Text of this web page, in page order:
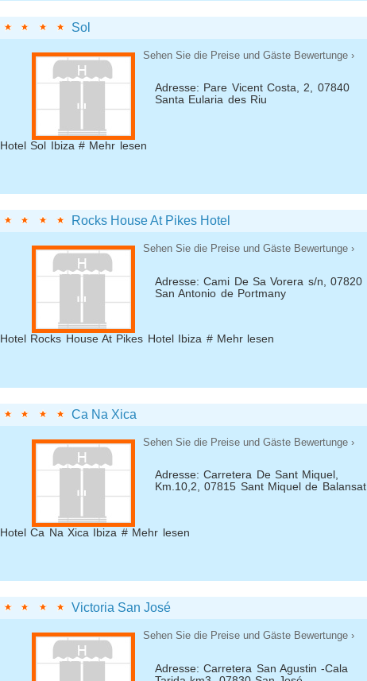
Sol
Sehen Sie die Preise und Gäste Bewertunge ›
Adresse: Pare Vicent Costa, 2, 07840
Santa Eularia des Riu
Hotel Sol Ibiza # Mehr lesen
Rocks House At Pikes Hotel
Sehen Sie die Preise und Gäste Bewertunge ›
Adresse: Cami De Sa Vorera s/n, 07820
San Antonio de Portmany
Hotel Rocks House At Pikes Hotel Ibiza # Mehr lesen
Ca Na Xica
Sehen Sie die Preise und Gäste Bewertunge ›
Adresse: Carretera De Sant Miquel,
Km.10,2, 07815 Sant Miquel de Balansat
Hotel Ca Na Xica Ibiza # Mehr lesen
Victoria San José
Sehen Sie die Preise und Gäste Bewertunge ›
Adresse: Carretera San Agustin -Cala